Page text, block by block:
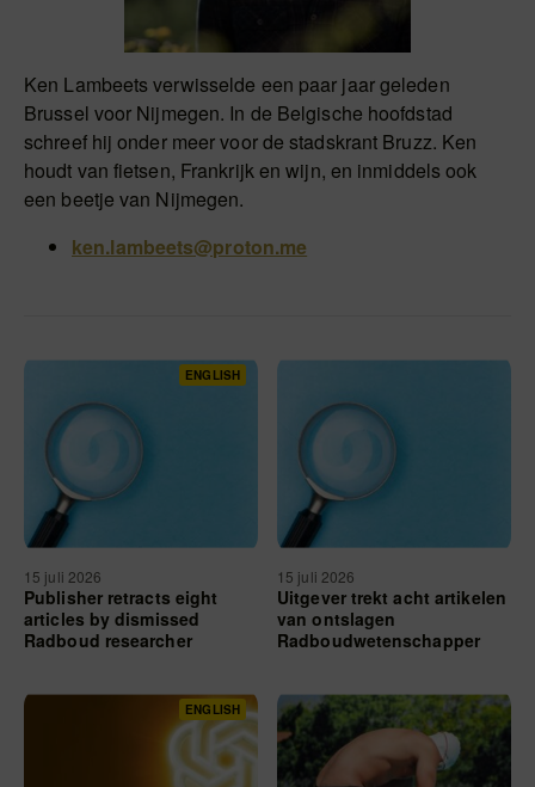
Ken Lambeets verwisselde een paar jaar geleden
Brussel voor Nijmegen. In de Belgische hoofdstad
schreef hij onder meer voor de stadskrant Bruzz. Ken
houdt van fietsen, Frankrijk en wijn, en inmiddels ook
een beetje van Nijmegen.
ken.lambeets@proton.me
ENGLISH
15 juli 2026
Publisher retracts eight
articles by dismissed
Radboud researcher
15 juli 2026
Uitgever trekt acht artikelen
van ontslagen
Radboudwetenschapper
ENGLISH